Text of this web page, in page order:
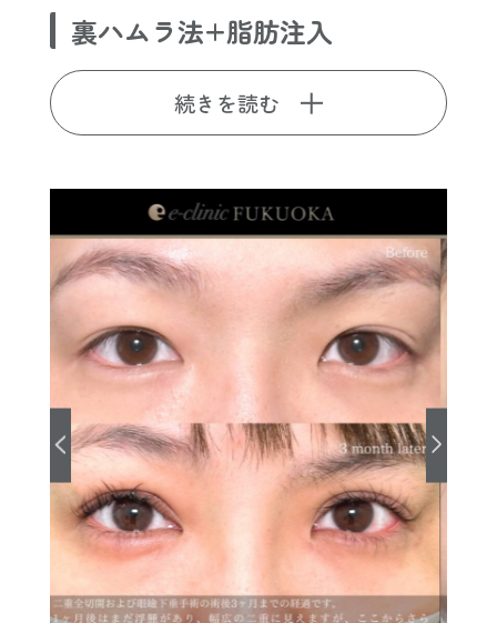
裏ハムラ法+脂肪注入
続きを読む